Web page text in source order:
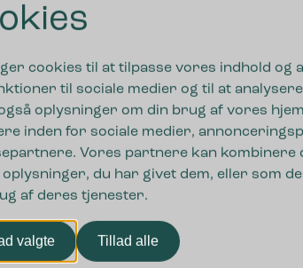
cookies til at tilpasse vores indhold og
til sociale medier og til at
oplysninger om din brug af vores
inden for sociale medier,
Vores partnere kan kombinere
du har givet dem, eller som
af deres tjenester.
valgte Tillad alle